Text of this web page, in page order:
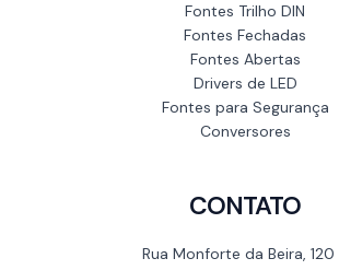
Fontes Trilho DIN
Fontes Fechadas
Fontes Abertas
Drivers de LED
Fontes para Segurança
Conversores
CONTATO
Rua Monforte da Beira, 120